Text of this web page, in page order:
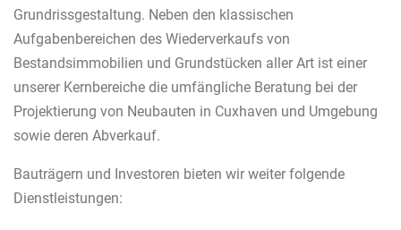
Grundrissgestaltung. Neben den klassischen
Aufgabenbereichen des Wiederverkaufs von
Bestandsimmobilien und Grundstücken aller Art ist einer
unserer Kernbereiche die umfängliche Beratung bei der
Projektierung von Neubauten in Cuxhaven und Umgebung
sowie deren Abverkauf.
Bauträgern und Investoren bieten wir weiter folgende
Dienstleistungen: